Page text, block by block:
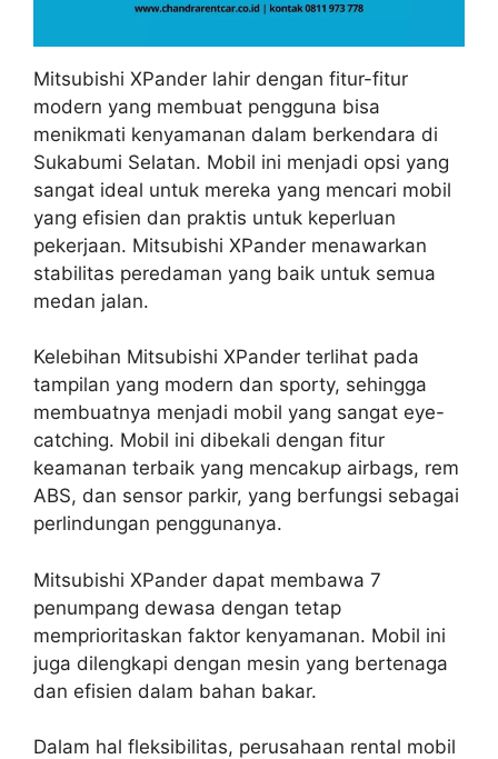
Mitsubishi XPander lahir dengan fitur-fitur
modern yang membuat pengguna bisa
menikmati kenyamanan dalam berkendara di
Sukabumi Selatan. Mobil ini menjadi opsi yang
sangat ideal untuk mereka yang mencari mobil
yang efisien dan praktis untuk keperluan
pekerjaan. Mitsubishi XPander menawarkan
stabilitas peredaman yang baik untuk semua
medan jalan.
Kelebihan Mitsubishi XPander terlihat pada
tampilan yang modern dan sporty, sehingga
membuatnya menjadi mobil yang sangat eye-
catching. Mobil ini dibekali dengan fitur
keamanan terbaik yang mencakup airbags, rem
ABS, dan sensor parkir, yang berfungsi sebagai
perlindungan penggunanya.
Mitsubishi XPander dapat membawa 7
penumpang dewasa dengan tetap
memprioritaskan faktor kenyamanan. Mobil ini
juga dilengkapi dengan mesin yang bertenaga
dan efisien dalam bahan bakar.
Dalam hal fleksibilitas, perusahaan rental mobil